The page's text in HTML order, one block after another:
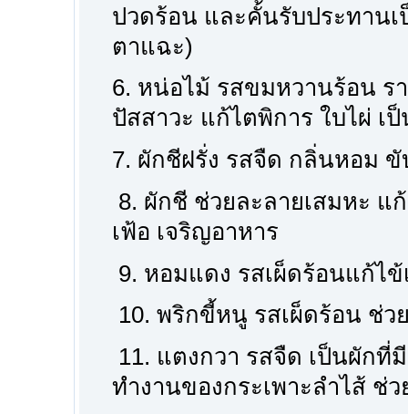
ปวดร้อน และคั้นรับประทาน
ตาแฉะ)
6. หน่อไม้ รสขมหวานร้อน ร
ปัสสาวะ แก้ไตพิการ ใบไผ่ เ
7. ผักชีฝรั่ง รสจืด กลิ่นหอม
8. ผักชี ช่วยละลายเสมหะ
เฟ้อ เจริญอาหาร
9. หอมแดง รสเผ็ดร้อนแก้ไ
10. พริกขี้หนู รสเผ็ดร้อน ช่
11. แตงกวา รสจืด เป็นผัก
ทำงานของกระเพาะลำไส้ ช่